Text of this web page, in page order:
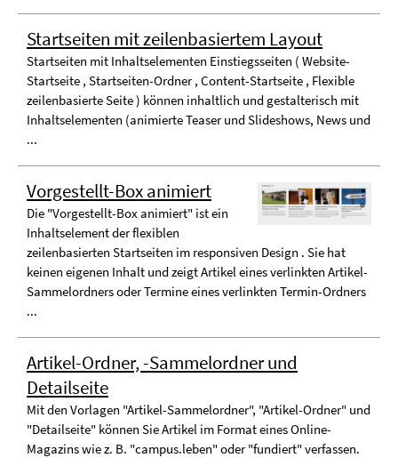
Startseiten mit zeilenbasiertem Layout
Startseiten mit Inhaltselementen Einstiegsseiten ( Website-
Startseite , Startseiten-Ordner , Content-Startseite , Flexible
zeilenbasierte Seite ) können inhaltlich und gestalterisch mit
Inhaltselementen (animierte Teaser und Slideshows, News und
...
Vorgestellt-Box animiert
Die "Vorgestellt-Box animiert" ist ein
Inhaltselement der flexiblen
zeilenbasierten Startseiten im responsiven Design . Sie hat
keinen eigenen Inhalt und zeigt Artikel eines verlinkten Artikel-
Sammelordners oder Termine eines verlinkten Termin-Ordners
...
Artikel-Ordner, -Sammelordner und
Detailseite
Mit den Vorlagen "Artikel-Sammelordner", "Artikel-Ordner" und
"Detailseite" können Sie Artikel im Format eines Online-
Magazins wie z. B. "campus.leben" oder "fundiert" verfassen.